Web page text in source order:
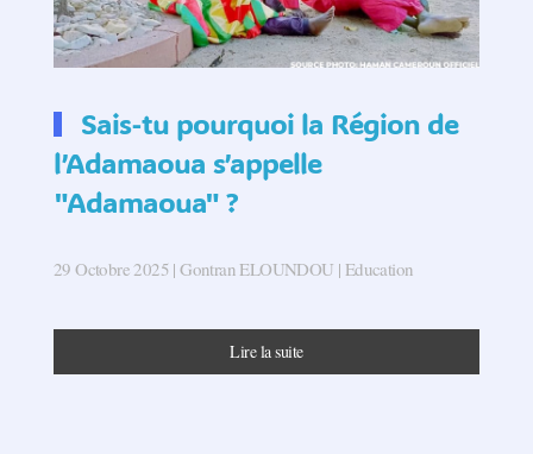
Sais-tu pourquoi la Région de
l’Adamaoua s’appelle
"Adamaoua" ?
29 Octobre 2025 | Gontran ELOUNDOU | Education
Lire la suite